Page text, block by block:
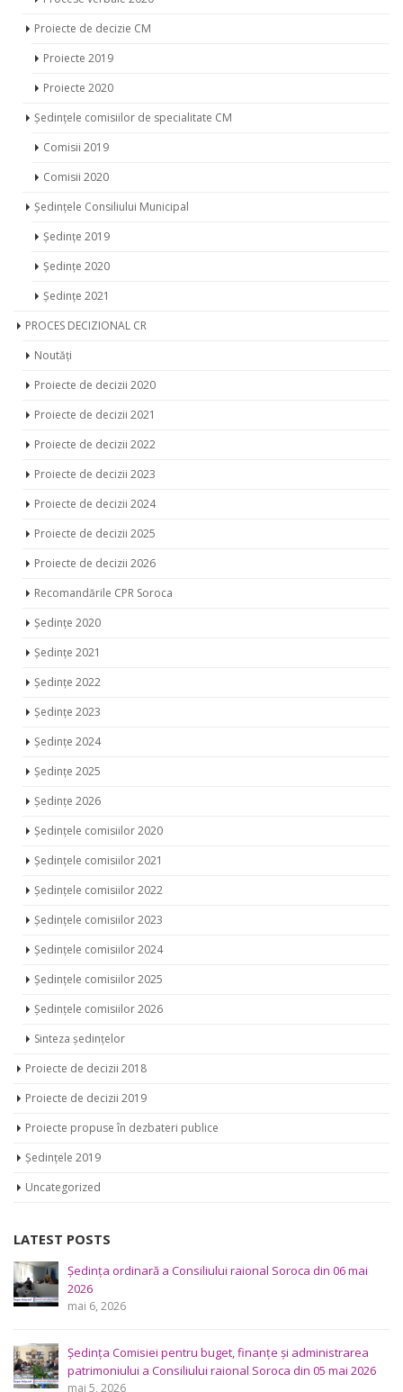
Proiecte 2019
Proiecte 2020
Ședințele comisiilor de specialitate CM
Comisii 2019
Comisii 2020
Ședințele Consiliului Municipal
Ședințe 2019
Ședințe 2020
Ședințe 2021
PROCES DECIZIONAL CR
Noutăți
Proiecte de decizii 2020
Proiecte de decizii 2021
Proiecte de decizii 2022
Proiecte de decizii 2023
Proiecte de decizii 2024
Proiecte de decizii 2025
Proiecte de decizii 2026
Recomandările CPR Soroca
Ședințe 2020
Ședințe 2021
Ședințe 2022
Ședințe 2023
Ședințe 2024
Ședințe 2025
Ședințe 2026
Ședințele comisiilor 2020
Ședințele comisiilor 2021
Ședințele comisiilor 2022
Ședințele comisiilor 2023
Ședințele comisiilor 2024
Ședințele comisiilor 2025
Ședințele comisiilor 2026
Sinteza ședințelor
Proiecte de decizii 2018
Proiecte de decizii 2019
Proiecte propuse în dezbateri publice
Ședințele 2019
Uncategorized
Ședința ordinară a Consiliului raional Soroca din 06 mai
mai 6, 2026
mai 5, 2026